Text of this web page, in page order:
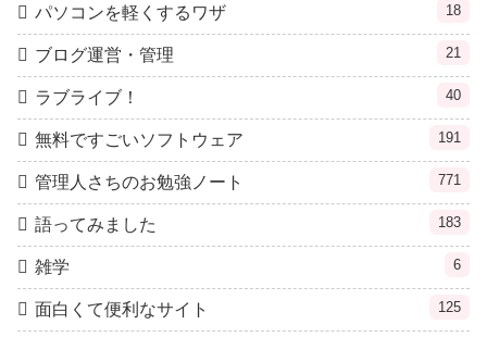
パソコンを軽くするワザ 18
ブログ運営・管理 21
ラブライブ！ 40
無料ですごいソフトウェア 191
管理人さちのお勉強ノート 771
語ってみました 183
雑学 6
面白くて便利なサイト 125